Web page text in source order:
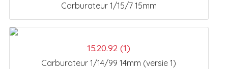
Carburateur 1/15/7 15mm
15.20.92 (1)
Carburateur 1/14/99 14mm (versie 1)